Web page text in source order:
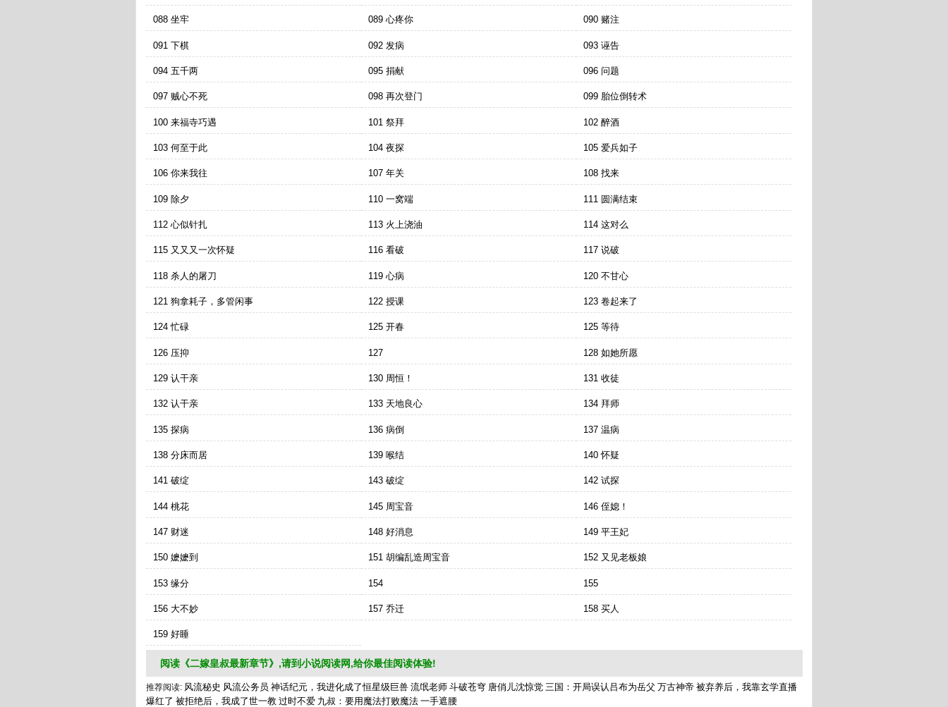
088 坐牢 089 心疼你 090 赌注
091 下棋 092 发病 093 诬告
094 五千两 095 捐献 096 问题
097 贼心不死 098 再次登门 099 胎位倒转术
100 来福寺巧遇 101 祭拜 102 醉酒
103 何至于此 104 夜探 105 爱兵如子
106 你来我往 107 年关 108 找来
109 除夕 110 一窝端 111 圆满结束
112 心似针扎 113 火上浇油 114 这对么
115 又又又一次怀疑 116 看破 117 说破
118 杀人的屠刀 119 心病 120 不甘心
121 狗拿耗子，多管闲事 122 授课 123 卷起来了
124 忙碌 125 开春 125 等待
126 压抑 127 128 如她所愿
129 认干亲 130 周恒！ 131 收徒
132 认干亲 133 天地良心 134 拜师
135 探病 136 病倒 137 温病
138 分床而居 139 喉结 140 怀疑
141 破绽 143 破绽 142 试探
144 桃花 145 周宝音 146 侄媳！
147 财迷 148 好消息 149 平王妃
150 嬷嬷到 151 胡编乱造周宝音 152 又见老板娘
153 缘分 154 155
156 大不妙 157 乔迁 158 买人
159 好睡
阅读《二嫁皇叔最新章节》,请到小说阅读网,给你最佳阅读体验!
推荐阅读: 风流秘史 风流公务员 神话纪元，我进化成了恒星级巨兽 流氓老师 斗破苍穹 唐俏儿沈惊觉 三国：开局误认吕布为岳父 万古神帝 被弃养后，我靠玄学直播
爆红了 被拒绝后，我成了世一教 过时不爱 九叔：要用魔法打败魔法 一手遮腰